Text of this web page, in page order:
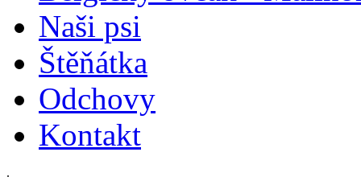
Naši psi
Štěňátka
Odchovy
Kontakt
.